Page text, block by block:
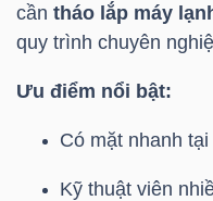
cần tháo lắp máy
quy trình chuyên
Ưu điểm nổi bật:
Có mặt nhanh
Kỹ thuật viên
CÔNG
NGHIỆP